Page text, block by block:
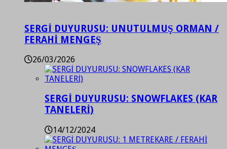
SERGİ DUYURUSU: UNUTULMUŞ ORMAN /
FERAHİ MENGEŞ
26/03/2026
SERGİ DUYURUSU: SNOWFLAKES (KAR
TANELERİ)
14/12/2024